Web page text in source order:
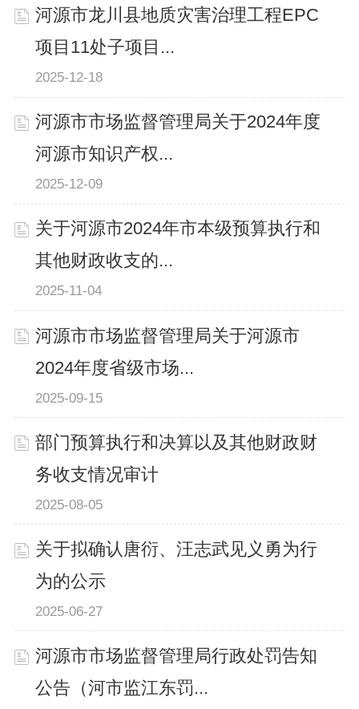
河源市龙川县地质灾害治理工程EPC
项目11处子项目...
2025-12-18
河源市市场监督管理局关于2024年度
河源市知识产权...
2025-12-09
关于河源市2024年市本级预算执行和
其他财政收支的...
2025-11-04
河源市市场监督管理局关于河源市
2024年度省级市场...
2025-09-15
部门预算执行和决算以及其他财政财
务收支情况审计
2025-08-05
关于拟确认唐衍、汪志武见义勇为行
为的公示
2025-06-27
河源市市场监督管理局行政处罚告知
公告（河市监江东罚...